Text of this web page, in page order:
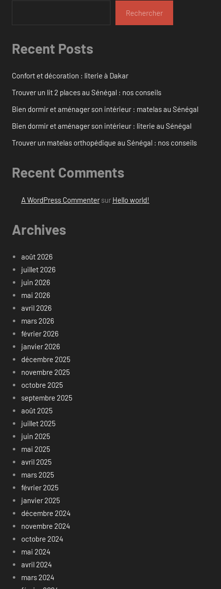
Rechercher
Recent Posts
Confort et décoration : literie à Dakar
Trouver un lit 2 places au Sénégal : nos conseils
Bien dormir et aménager son intérieur : matelas au Sénégal
Bien dormir et aménager son intérieur : literie au Sénégal
Trouver un matelas orthopédique au Sénégal : nos conseils
Recent Comments
A WordPress Commentersur Hello world!
Archives
août 2026
juillet 2026
juin 2026
mai 2026
avril 2026
mars 2026
février 2026
janvier 2026
décembre 2025
novembre 2025
octobre 2025
septembre 2025
août 2025
juillet 2025
juin 2025
mai 2025
avril 2025
mars 2025
février 2025
janvier 2025
décembre 2024
novembre 2024
octobre 2024
mai 2024
avril 2024
mars 2024